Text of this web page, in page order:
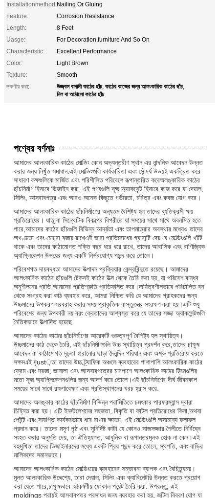
Installationmethod:Nailing Or Gluing
Feature:
Corrosion Resistance
Length:
8 Feet
Uasge:
For Decoration,furniture And So On
Characteristic:
Excellent Performance
Color:
Light Brown
Texture:
Smooth
লক্ষণীয় করা:
উজ্জ্বল বাদামী কাঠের ছাঁচ, কাঠের কাজের জন্য আলংকারিক কাঠের ছাঁচ,
নিল বা আঠালো কাঠের ছাঁচ
পণ্যের বর্ণনাঃ
আমাদের আলংকারিক কাঠের মোল্ডিং কোন অভ্যন্তরীণ স্থান এর নান্দনিক আবেদন উন্নত
করার জন্য নিখুঁত সমাধান.এই মোল্ডিংগুলি কার্যকারিতা এবং সৌন্দর্য উভয়ই একত্রিত করে
সাধারণ কক্ষগুলিকে মার্জিত এবং পরিশীলিত পরিবেশে রূপান্তরিত করেঅলঙ্কারিক কাঠের
ছাঁচনির্মাণ হিসাবে ডিজাইন করা, এই পণ্যগুলি সূক্ষ্ম অ্যাকসেন্ট হিসাবে কাজ করে যা দেয়াল,
সিলিং, আসবাবপত্র এবং আরও অনেক কিছুতে গভীরতা, চরিত্র এবং কবজ যোগ করে।
আমাদের আলংকারিক কাঠের ছাঁচনির্মাণের অন্যতম বৈশিষ্ট্য হল তাদের ব্যতিক্রমী ক্ষয়
প্রতিরোধের। ধাতু বা সিন্থেটিক বিকল্পের বিপরীতে যা সময়ের সাথে সাথে অবনমিত হতে
পারে,আমাদের কাঠের ছাঁচগুলি বিভিন্ন আর্দ্রতা এবং তাপমাত্রার অবস্থার মধ্যেও তাদের
অখণ্ডতা এবং চেহারা বজায় রাখেএই জারা প্রতিরোধের গ্যারান্টি দেয় যে মোল্ডিংগুলি খাঁটি
থাকে এবং তাদের কাঠামোগত শক্তি বছর ধরে ধরে রাখে, তাদের আবাসিক এবং বাণিজ্যিক
অ্যাপ্লিকেশন উভয়ের জন্য একটি নির্ভরযোগ্য পছন্দ করে তোলে।
পরিবেশগত দায়বদ্ধতা আমাদের উত্পাদন প্রক্রিয়ার কেন্দ্রবিন্দুতে রয়েছে। আমাদের
আলংকারিক কাঠের ছাঁচগুলি টেকসই কাঠের উত্স থেকে তৈরি করা হয়, যা পরিবেশ বান্ধব
অনুশীলনের প্রতি আমাদের প্রতিশ্রুতি প্রতিফলিত করে।দায়িত্বশীলভাবে পরিচালিত বন
থেকে সংগ্রহ করা কাঠ ব্যবহার করে, আমরা নিশ্চিত করি যে আমাদের গ্রাহকদের জন্য
উচ্চমানের উপকরণ সরবরাহ করার সময় প্রাকৃতিক বাস্তুতন্ত্র সংরক্ষণ করা হয়।এটি শুধু
পরিবেশের জন্য উপকারী নয় বরং ক্রেতাদের আশ্বস্ত করে যে তাদের সজ্জা অ্যাকসেন্টগুলি
নৈতিকভাবে উত্পাদিত হয়েছে.
আমাদের কাঠের কাঠের ছাঁচনির্মাণের আরেকটি গুরুত্বপূর্ণ বৈশিষ্ট্য হল স্থায়িত্ব।
উচ্চমানের কাঠ থেকে তৈরি, এই ছাঁচনির্মাণগুলি উচ্চ স্থায়িত্ব প্রদর্শন করে,তাদের চাক্ষুষ
আবেদন বা কাঠামোগত দৃঢ়তা হারানোর ছাড়া দৈনন্দিন পরিধান এবং অশ্রু প্রতিরোধ করতে
সক্ষমএই দৃust়তা তাদের উচ্চ ট্র্যাফিক অঞ্চলে ব্যবহারের পাশাপাশি আলংকারিক কাঠের
ফ্রেম এবং দরজা, জানালা এবং আসবাবপত্রের চারপাশে আলংকারিক কাঠের ট্রিমগুলির
মতো সূক্ষ্ম অ্যাপ্লিকেশনগুলির জন্য আদর্শ করে তোলে।এই ছাঁচনির্মাণের দীর্ঘ জীবনকাল
সময়ের সাথে সাথে রক্ষণাবেক্ষণ এবং প্রতিস্থাপনের খরচ হ্রাস করে.
আমাদের অলঙ্কার কাঠের ছাঁচনির্মাণ বিভিন্ন পরামিতিতে চমৎকার পারফরম্যান্স দ্বারা
চিহ্নিত করা হয়। এটি ইনস্টলেশনের সহজতা, বিকৃতি বা ফাটল প্রতিরোধের কিনা,অথবা
পেইন্ট এবং সমাপ্তি কার্যকরভাবে ধরে রাখার ক্ষমতা, এই মোল্ডিংগুলি অসামান্য ফলাফল
প্রদান করে। তাদের মসৃণ পৃষ্ঠ এবং সুনির্দিষ্ট কাটা যে কোনও সাজসজ্জার শৈলীতে নির্বিঘ্নে
সংহত করার অনুমতি দেয়, তা ঐতিহ্যগত, আধুনিক বা রূপান্তরমূলক হোক না কেন।এই
বহুমুখিতা তাদের ডিজাইনারদের মধ্যে একটি প্রিয় পছন্দ করে তোলে, স্থপতি, এবং বাড়ির
মালিকদের সমানভাবে।
আমাদের আলংকারিক কাঠের মোল্ডিংয়ের ব্যবহারের সম্ভাবনা ব্যাপক এবং বৈচিত্র্যময়।
মূলত আলংকারিক উদ্দেশ্যে, তারা দেয়াল, সিলিং এবং ক্যাবিনেটরি উন্নত করতে প্রয়োগ
করা যেতে পারে,চাক্ষুষভাবে আকর্ষণীয় ফোকাল পয়েন্ট তৈরি করা. উপরন্তু, এই
moldings প্রায়ই আসবাবপত্র প্রসাধন জন্য ব্যবহার করা হয়, জটিল বিবরণ যোগ যা